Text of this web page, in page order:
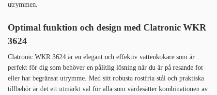
utrymmen.
Optimal funktion och design med Clatronic WKR
3624
Clatronic WKR 3624 är en elegant och effektiv vattenkokare som är
perfekt för dig som behöver en pålitlig lösning när du är på resande fot
eller har begränsat utrymme. Med sitt robusta rostfria stål och praktiska
tillbehör är det ett utmärkt val för alla som värdesätter kombinationen av